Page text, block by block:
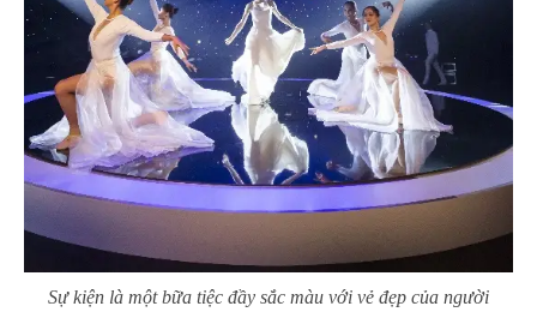
Sự kiện là một bữa tiệc đầy sắc màu với vẻ đẹp của người